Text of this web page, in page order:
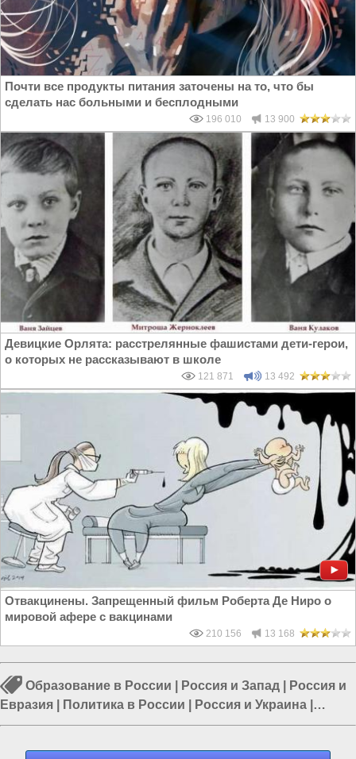
Почти все продукты питания заточены на то, что бы
сделать нас больными и бесплодными
196 010 13 900
Девицкие Орлята: расстрелянные фашистами дети-герои,
о которых не рассказывают в школе
121 871 13 492
Отвакцинены. Запрещенный фильм Роберта Де Ниро о
мировой афере с вакцинами
210 156 13 168
Образование в России Россия и Запад
Россия и
Евразия
Политика в России Россия и Украина
Школы в России|Власть в РФ